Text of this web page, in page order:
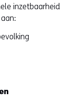
inzetbaarheid